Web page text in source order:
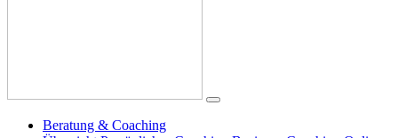
Beratung & Coaching